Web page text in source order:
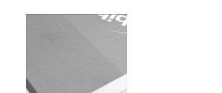
närapå försvann, har de